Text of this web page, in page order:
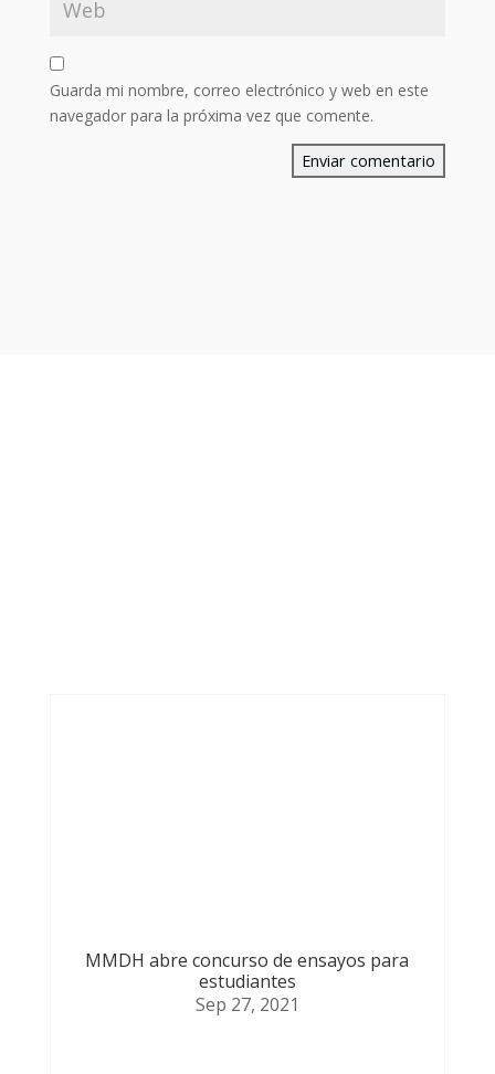
Guarda mi nombre, correo electrónico y web en este
navegador para la próxima vez que comente.
Enviar comentario
MMDH abre concurso de ensayos para
estudiantes